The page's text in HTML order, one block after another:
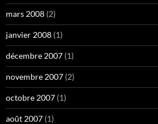
mars 2008 (2)
janvier 2008 (1)
décembre 2007 (1)
novembre 2007 (2)
octobre 2007 (1)
août 2007 (1)